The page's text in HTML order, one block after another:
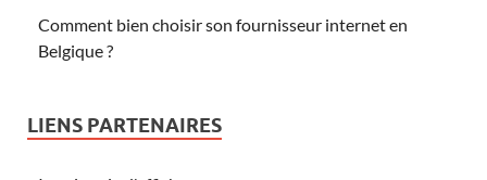
Comment bien choisir son fournisseur internet en
Belgique ?
LIENS PARTENAIRES